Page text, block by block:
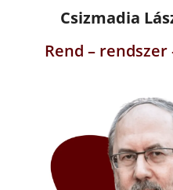
Csizmadia
Rend –